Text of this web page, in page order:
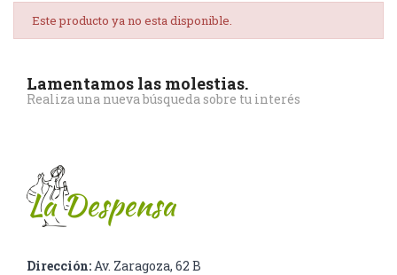
Este producto ya no esta disponible.
Lamentamos las molestias.
Realiza una nueva búsqueda sobre tu interés
Dirección:Av. Zaragoza, 62 B